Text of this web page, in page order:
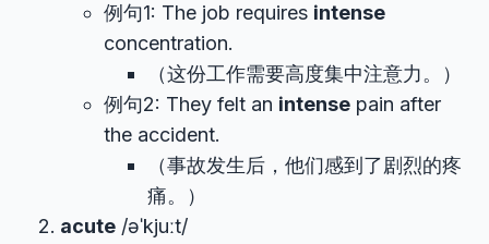
例句1: The job requires intense
concentration.
（这份工作需要高度集中注意力。）
例句2: They felt an intense pain after
the accident.
（事故发生后，他们感到了剧烈的疼
痛。）
acute /əˈkjuːt/